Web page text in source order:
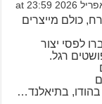
כולם מייצרים
לפסי יצור
רגל.
בהודו, בתיאלנד…